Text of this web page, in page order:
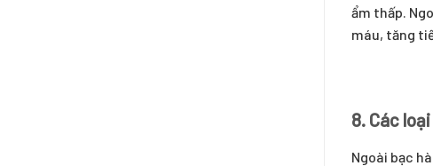
ẩm thấp.
máu, tăng
8. Các
Ngoài bạc